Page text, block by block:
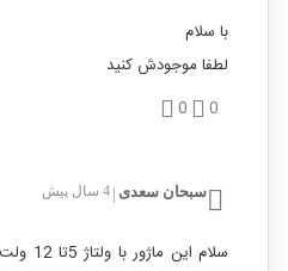
با سلام
لطفا موجودش کنید
0
0
سبحان سعدی 4 سال پیش